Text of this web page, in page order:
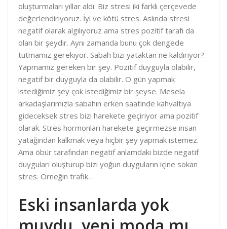
oluşturmaları yıllar aldı. Biz stresi iki farklı çerçevede
değerlendiriyoruz. İyi ve kötü stres. Aslında stresi
negatif olarak algılıyoruz ama stres pozitif tarafı da
olan bir şeydir. Aynı zamanda bunu çok dengede
tutmamız gerekiyor. Sabah bizi yataktan ne kaldırıyor?
Yapmamız gereken bir şey. Pozitif duyguyla olabilir,
negatif bir duyguyla da olabilir. O gün yapmak
istediğimiz şey çok istediğimiz bir şeyse. Mesela
arkadaşlarımızla sabahın erken saatinde kahvaltıya
gideceksek stres bizi harekete geçiriyor ama pozitif
olarak. Stres hormonları harekete geçirmezse insan
yatağından kalkmak veya hiçbir şey yapmak istemez.
Ama öbür tarafından negatif anlamdaki bizde negatif
duyguları oluşturup bizi yoğun duyguların içine sokan
stres. Örneğin trafik…
Eski insanlarda yok